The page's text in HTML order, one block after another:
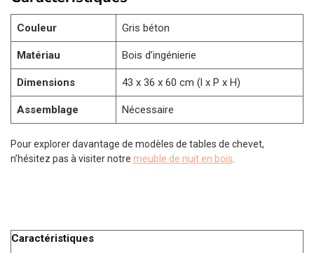
Couleur Gris béton
Matériau Bois d’ingénierie
Dimensions 43 x 36 x 60 cm (l x P x H)
Assemblage Nécessaire
Pour explorer davantage de modèles de tables de chevet,
n’hésitez pas à visiter notre meuble de nuit en bois
Caractéristiques